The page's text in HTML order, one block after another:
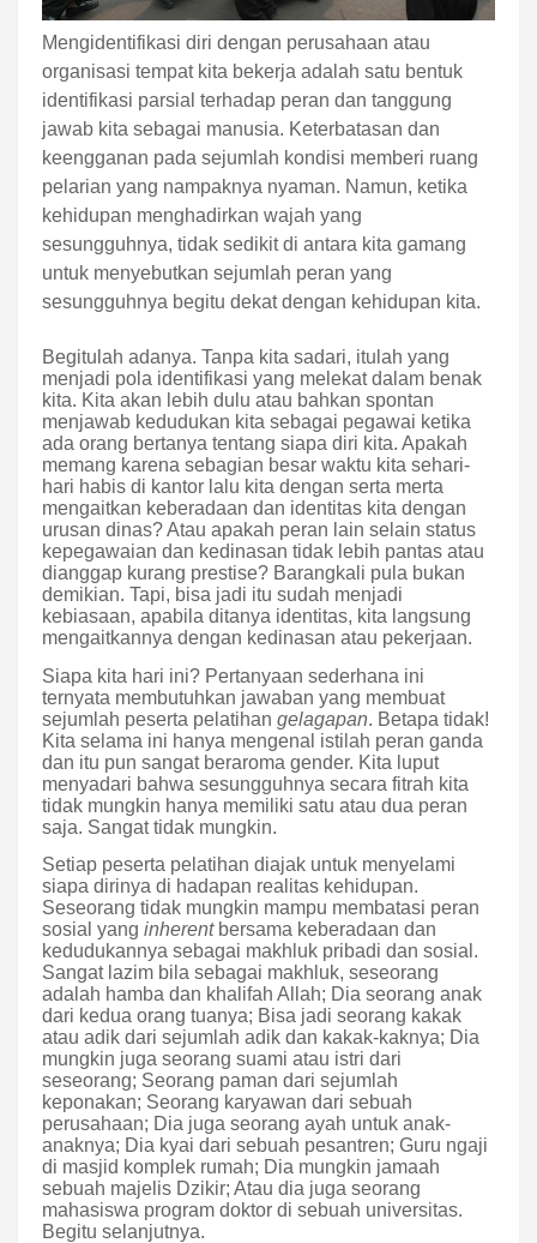
Mengidentifikasi diri dengan perusahaan atau
organisasi tempat kita bekerja adalah satu bentuk
identifikasi parsial terhadap peran dan tanggung
jawab kita sebagai manusia. Keterbatasan dan
keengganan pada sejumlah kondisi memberi ruang
pelarian yang nampaknya nyaman. Namun, ketika
kehidupan menghadirkan wajah yang
sesungguhnya, tidak sedikit di antara kita gamang
untuk menyebutkan sejumlah peran yang
sesungguhnya begitu dekat dengan kehidupan kita.
Begitulah adanya. Tanpa kita sadari, itulah yang
menjadi pola identifikasi yang melekat dalam benak
kita. Kita akan lebih dulu atau bahkan spontan
menjawab kedudukan kita sebagai pegawai ketika
ada orang bertanya tentang siapa diri kita. Apakah
memang karena sebagian besar waktu kita sehari-
hari habis di kantor lalu kita dengan serta merta
mengaitkan keberadaan dan identitas kita dengan
urusan dinas? Atau apakah peran lain selain status
kepegawaian dan kedinasan tidak lebih pantas atau
dianggap kurang prestise? Barangkali pula bukan
demikian. Tapi, bisa jadi itu sudah menjadi
kebiasaan, apabila ditanya identitas, kita langsung
mengaitkannya dengan kedinasan atau pekerjaan.
Siapa kita hari ini? Pertanyaan sederhana ini
ternyata membutuhkan jawaban yang membuat
sejumlah peserta pelatihan gelagapan. Betapa tidak!
Kita selama ini hanya mengenal istilah peran ganda
dan itu pun sangat beraroma gender. Kita luput
menyadari bahwa sesungguhnya secara fitrah kita
tidak mungkin hanya memiliki satu atau dua peran
saja. Sangat tidak mungkin.
Setiap peserta pelatihan diajak untuk menyelami
siapa dirinya di hadapan realitas kehidupan.
Seseorang tidak mungkin mampu membatasi peran
sosial yang inherentbersama keberadaan dan
kedudukannya sebagai makhluk pribadi dan sosial.
Sangat lazim bila sebagai makhluk, seseorang
adalah hamba dan khalifah Allah; Dia seorang anak
dari kedua orang tuanya; Bisa jadi seorang kakak
atau adik dari sejumlah adik dan kakak-kaknya; Dia
mungkin juga seorang suami atau istri dari
seseorang; Seorang paman dari sejumlah
keponakan; Seorang karyawan dari sebuah
perusahaan; Dia juga seorang ayah untuk anak-
anaknya; Dia kyai dari sebuah pesantren; Guru ngaji
di masjid komplek rumah; Dia mungkin jamaah
sebuah majelis Dzikir; Atau dia juga seorang
mahasiswa program doktor di sebuah universitas.
Begitu selanjutnya.